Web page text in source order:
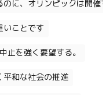
に、オリンピックは開催
いことです
止を強く要望する。
平和な社会の推進